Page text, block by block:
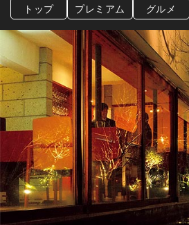
トップ プレミアム グルメ